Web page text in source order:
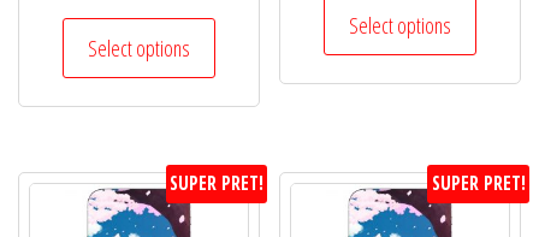
Select options
Select options
SUPER PRET! SUPER PRET!